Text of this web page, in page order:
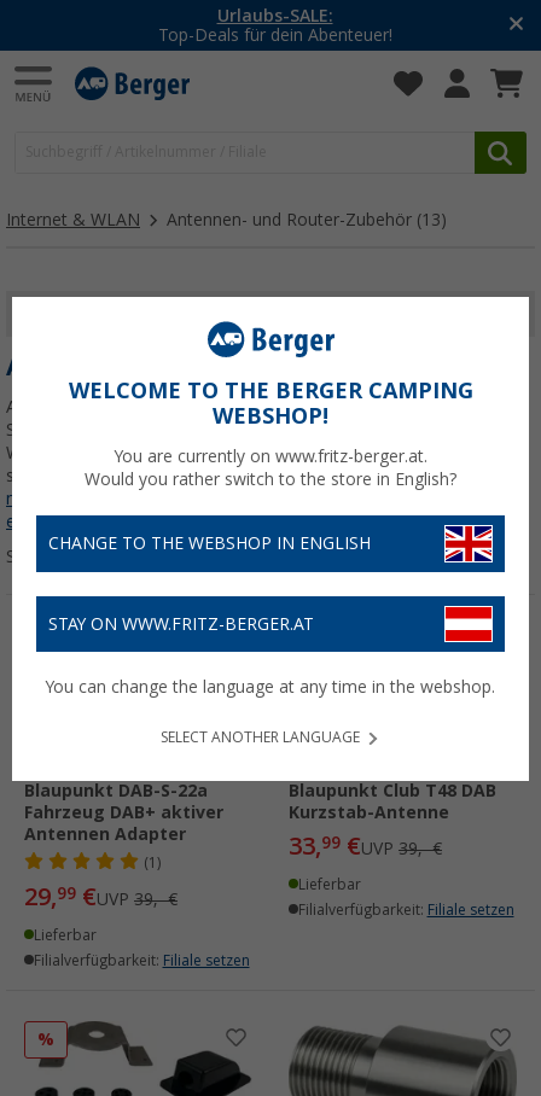
Urlaubs-SALE:
Top-Deals für dein Abenteuer!
Internet & WLAN Antennen- und Router-Zubehör (13)
ANTENNEN- UND ROUTER-ZUBEHÖR
Antennen- und Router-Zubehör für Camper: Kabel, Adapter,
Steckdosen und Schutzteile zur Installation, Verbindung und
Wartung Deiner Internet- und Antennen-Systeme im Wohnmobil –
speziell abgestimmt für Router- und Antennen-Komponenten.
mehr über unsere Kategorie
erfahren...
Sortieren:
Blaupunkt DAB-S-22a
Fahrzeug DAB+ aktiver
Antennen Adapter
(1)
29,99 €UVP 39,- €
Lieferbar
Filialverfügbarkeit: Filiale setzen
Blaupunkt Club T48 DAB
Kurzstab-Antenne
33,99 €UVP 39,- €
Lieferbar
Filialverfügbarkeit: Filiale setzen
%
WELCOME TO THE BERGER CAMPING
WEBSHOP!
You are currently on www.fritz-berger.at.
Would you rather switch to the store in English?
CHANGE TO THE WEBSHOP IN ENGLISH
STAY ON WWW.FRITZ-BERGER.AT
You can change the language at any time in the webshop.
SELECT ANOTHER LANGUAGE